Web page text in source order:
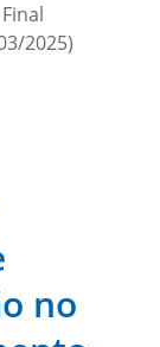
2025)
no